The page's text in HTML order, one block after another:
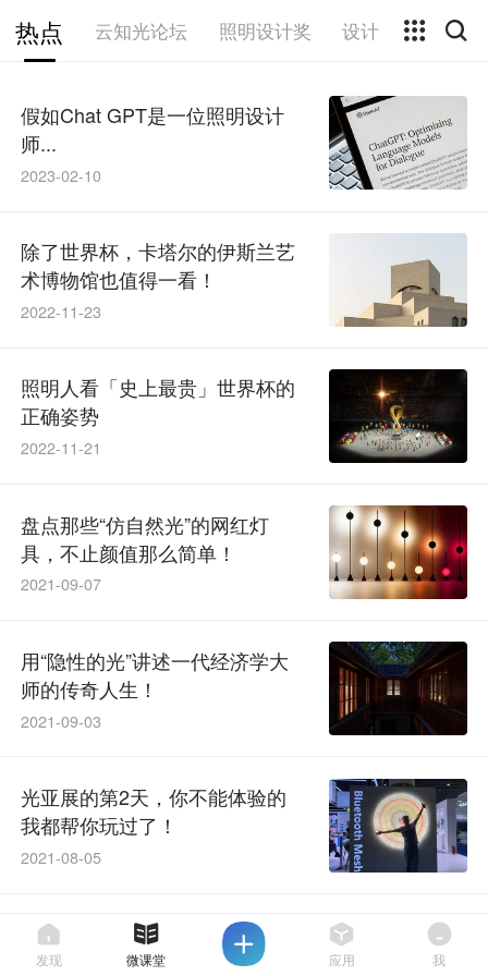
热点 云知光论坛 照明设计奖 设计 作者专栏
假如Chat GPT是一位照明设计
师...
2023-02-10
除了世界杯，卡塔尔的伊斯兰艺
术博物馆也值得一看！
2022-11-23
照明人看「史上最贵」世界杯的
正确姿势
2022-11-21
盘点那些“仿自然光”的网红灯
具，不止颜值那么简单！
2021-09-07
用“隐性的光”讲述一代经济学大
师的传奇人生！
2021-09-03
光亚展的第2天，你不能体验的
我都帮你玩过了！
2021-08-05
6步到位，拯救被玩坏的“无主
灯”！
发现 微课堂 应用 我